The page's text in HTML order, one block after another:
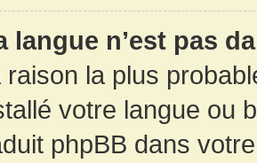
langue n’est pas
raison la plus
votre langue ou
phpBB dans